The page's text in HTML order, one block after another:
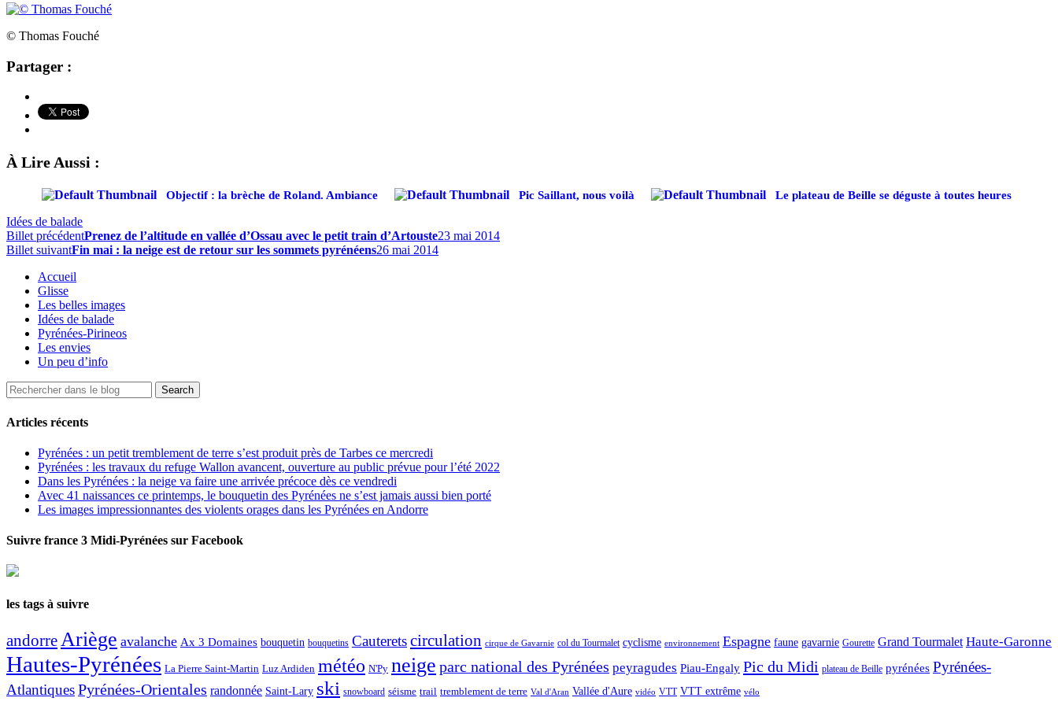
© Thomas Fouché
Partager :
À Lire Aussi :
Objectif : la brèche de Roland. Ambiance Pic Saillant, nous voilà
Le plateau de Beille se déguste à toutes heures
Idées de balade
Billet précédentPrenez de l’altitude en vallée d’Ossau avec le petit train d’Artouste23 mai 2014
Billet suivantFin mai : la neige est de retour sur les sommets pyrénéens26 mai 2014
Accueil
Glisse
Les belles images
Idées de balade
Pyrénées-Pirineos
Les envies
Un peu d’info
Articles récents
Pyrénées : un petit tremblement de terre s’est produit près de Tarbes ce mercredi
Pyrénées : les travaux du refuge Wallon avancent, ouverture au public prévue pour l’été 2022
Dans les Pyrénées : la neige va faire une arrivée précoce dès ce vendredi
Avec 41 naissances ce printemps, le bouquetin des Pyrénées ne s’est jamais aussi bien porté
Les images impressionnantes des violents orages dans les Pyrénées en Andorre
Suivre france 3 Midi-Pyrénées sur Facebook
les tags à suivre
andorreAriège avalanche Ax 3 Domaines bouquetin bouquetins Cauteretscirculation cirque de Gavarnie col du Tourmalet cyclisme environnement Espagne faune gavarnie Gourette Grand Tourmalet Haute-Garonne
Hautes-Pyrénées La Pierre Saint-Martin Luz Ardiden météo N'Py neige parc national des Pyrénées peyragudes Piau-Engaly Pic du Midi plateau de Beille pyrénées Pyrénées-
AtlantiquesPyrénées-Orientales randonnée Saint-Lary ski snowboard séisme trail tremblement de terre Val d'Aran Vallée d'Aure vidéo VTT VTT extrême vélo